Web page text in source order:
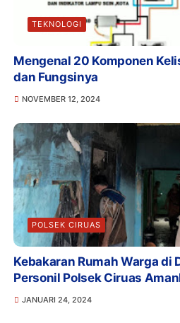
TEKNOLOGI
Mengenal 20 Komponen
dan Fungsinya
NOVEMBER 12, 2024
POLSEK CIRUAS
Kebakaran Rumah Warga di
Personil Polsek Ciruas
JANUARI 24, 2024